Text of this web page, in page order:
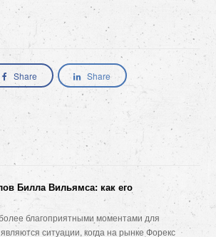
Share Share
Билла Вильямса: как его
благоприятными моментами для
ситуации, когда на рынке Форекс